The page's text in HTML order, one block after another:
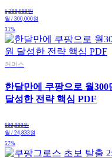
5,200,000원
월 / 300,000원
31%
커머스
한달만에 쿠팡으로 월300
달성한 전략 핵심 PDF
690,000원
월 / 24,833원
57%